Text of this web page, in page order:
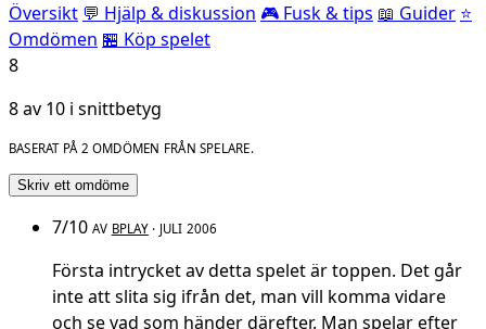
Översikt 💬 Hjälp & diskussion 🎮 Fusk & tips 📖 Guider ⭐
Omdömen 🏪 Köp spelet
8
8 av 10 i snittbetyg
BASERAT PÅ 2 OMDÖMEN FRÅN SPELARE.
Skriv ett omdöme
7/10 AV BPLAY· JULI 2006
Första intrycket av detta spelet är toppen. Det går
inte att slita sig ifrån det, man vill komma vidare
och se vad som händer därefter. Man spelar efter